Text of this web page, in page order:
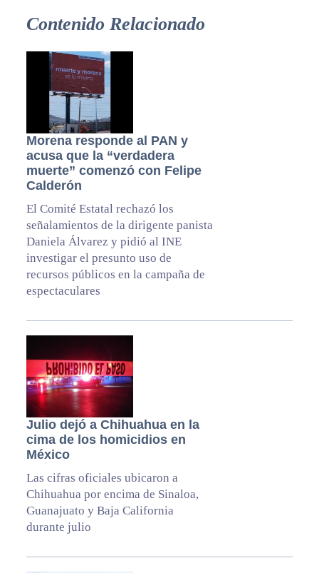
Contenido Relacionado
Morena responde al PAN y
acusa que la “verdadera
muerte” comenzó con Felipe
Calderón
El Comité Estatal rechazó los
señalamientos de la dirigente panista
Daniela Álvarez y pidió al INE
investigar el presunto uso de
recursos públicos en la campaña de
espectaculares
Julio dejó a Chihuahua en la
cima de los homicidios en
México
Las cifras oficiales ubicaron a
Chihuahua por encima de Sinaloa,
Guanajuato y Baja California
durante julio